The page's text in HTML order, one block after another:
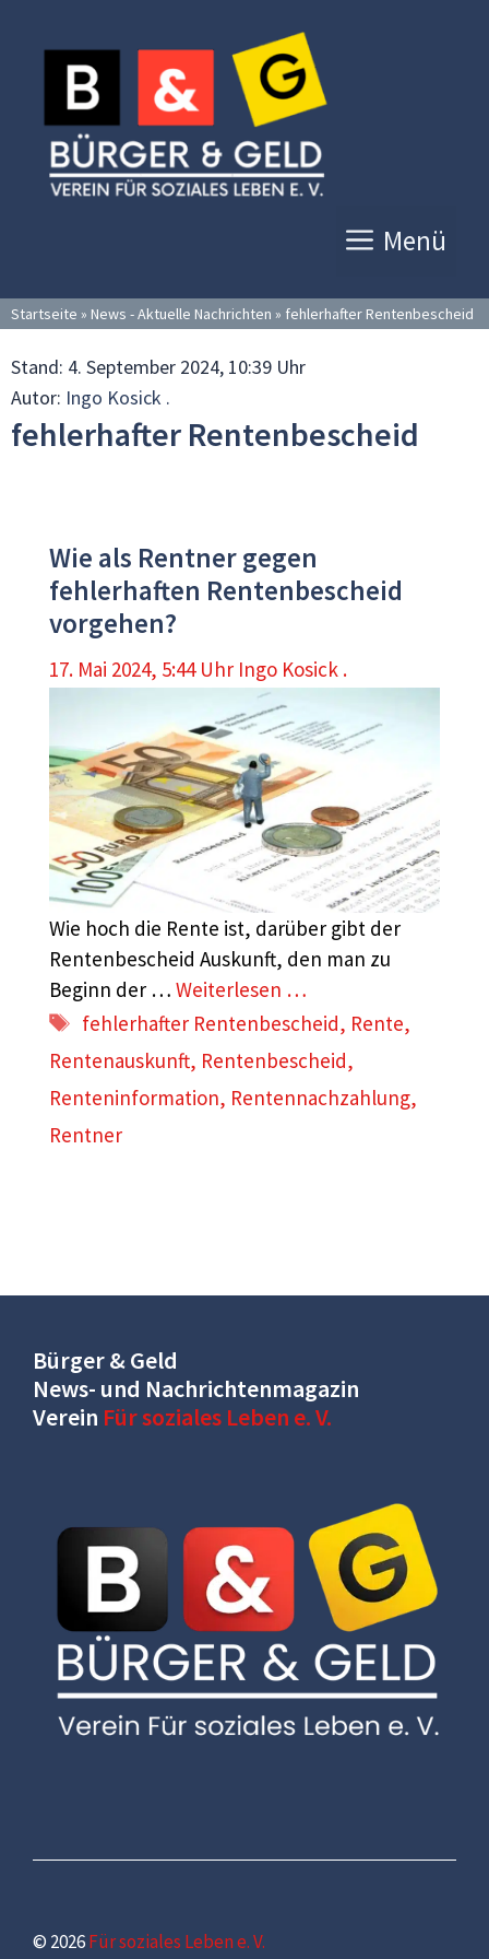
Inhalt
springen
Menü
Startseite » News - Aktuelle Nachrichten » fehlerhafter Rentenbescheid
Stand: 4. September 2024, 10:39 Uhr
Autor: Ingo Kosick .
fehlerhafter Rentenbescheid
Wie als Rentner gegen
fehlerhaften Rentenbescheid
vorgehen?
17. Mai 2024, 5:44 Uhr Ingo Kosick .
Wie hoch die Rente ist, darüber gibt der
Rentenbescheid Auskunft, den man zu
Beginn der … Weiterlesen …
Schlagwörter
fehlerhafter Rentenbescheid, Rente,
Rentenauskunft, Rentenbescheid,
Renteninformation, Rentennachzahlung,
Rentner
Bürger & Geld
News- und Nachrichtenmagazin
Verein Für soziales Leben e. V.
© 2026Für soziales Leben e. V.